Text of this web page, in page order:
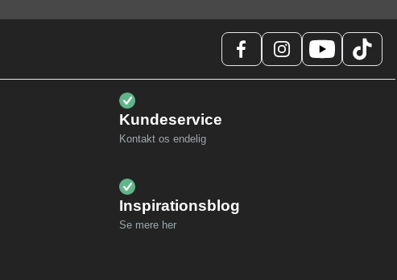
Kundeservice
Kontakt os endelig
Inspirationsblog
Se mere her